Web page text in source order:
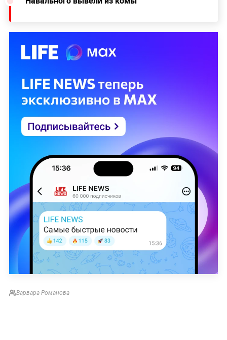
Варвара Романова